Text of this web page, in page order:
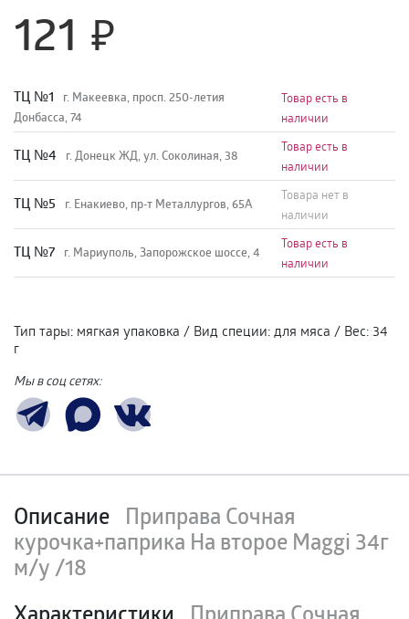
121
TЦ №1
г. Макеевка, просп. 250-летия
Донбасса, 74
Товар есть в
наличии
TЦ №4 г. Донецк ЖД, ул. Соколиная, 38
Товар есть в
наличии
TЦ №5 г. Енакиево, пр-т Металлургов, 65А
Товара нет в
наличии
ТЦ №7 г. Мариуполь, Запорожское шоссе, 4
Товар есть в
наличии
Тип тары: мягкая упаковка / Вид специи: для мяса / Вес: 34
г
Мы в соц сетях:
Описание Приправа Сочная
курочка+паприка На второе Maggi 34г
м/у /18
Характеристики
Приправа Сочная